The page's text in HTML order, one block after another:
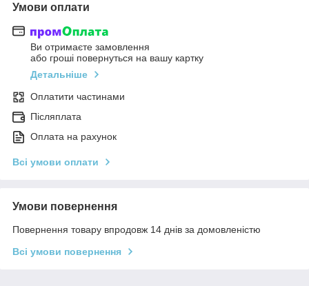
Умови оплати
Ви отримаєте замовлення
або гроші повернуться на вашу картку
Детальніше
Оплатити частинами
Післяплата
Оплата на рахунок
Всі умови оплати
Умови повернення
Повернення товару впродовж 14 днів за домовленістю
Всі умови повернення